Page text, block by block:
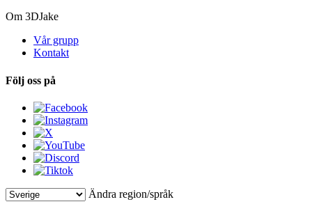
Om 3DJake
Vår grupp
Kontakt
Följ oss på
Ändra region/språk